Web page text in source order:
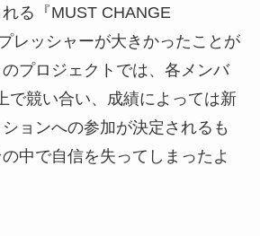
る『MUST CHANGE
レッシャーが大きかったことが
プロジェクトでは、各メンバ
で競い合い、成績によっては新
ョンへの参加が決定されるも
中で自信を失ってしまったよ